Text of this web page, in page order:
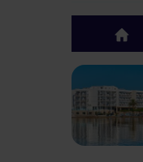
top